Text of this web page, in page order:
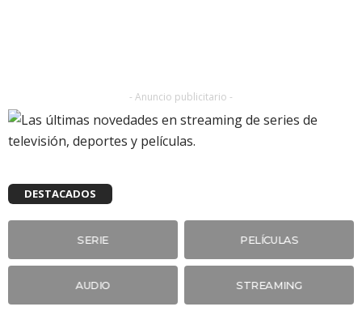
- Anuncio publicitario -
DESTACADOS
SERIE PELÍCULAS
AUDIO STREAMING